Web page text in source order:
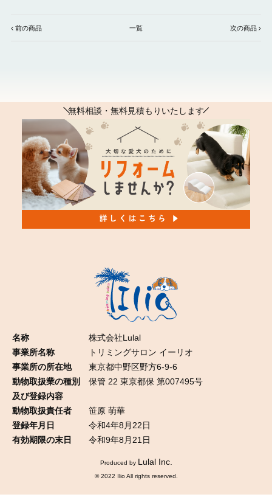
前の商品 一覧 次の商品
|無料相談・無料見積もりいたします|
名称
株式会社Lulal
事業所名称
トリミングサロン イーリオ
事業所の所在地
東京都中野区野方6-9-6
動物取扱業の種別
及び登録内容
保管 22 東京都保 第007495号
動物取扱責任者
笹原 萌華
登録年月日
令和4年8月22日
有効期限の末日
令和9年8月21日
Produced by Lulal Inc.
© 2022 Ilio All rights reserved.